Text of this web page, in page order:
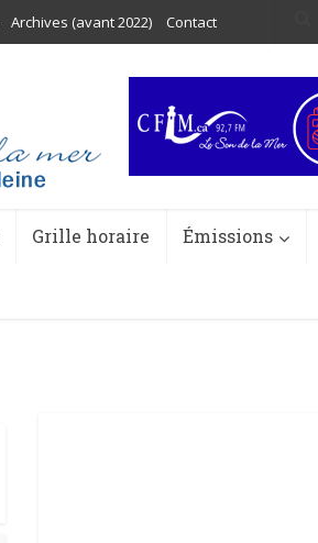
Archives (avant 2022) Contact
Grille horaire Émissions